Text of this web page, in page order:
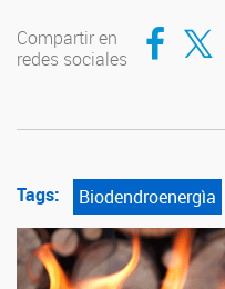
Compartir en
redes sociales
Compartir en Facebook Compartir en Twitter
Tags: Biodendroenergìa